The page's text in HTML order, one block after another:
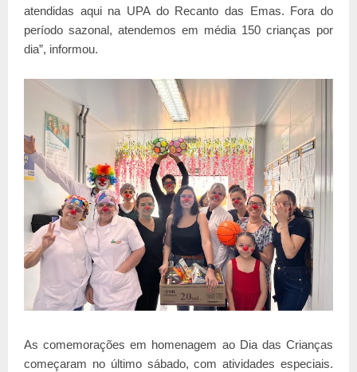
atendidas aqui na UPA do Recanto das Emas. Fora do
período sazonal, atendemos em média 150 crianças por
dia”, informou.
As comemorações em homenagem ao Dia das Crianças
começaram no último sábado, com atividades especiais.